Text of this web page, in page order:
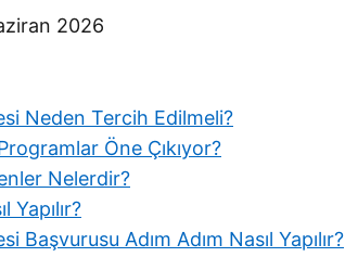
2026
Neden Tercih Edilmeli?
Öne Çıkıyor?
Nelerdir?
Yapılır?
Başvurusu Adım Adım Nasıl Yapılır?